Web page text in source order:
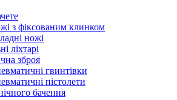
з фіксованим клинком
ножі
ліхтарі
зброя
гвинтівки
пістолети
бачення